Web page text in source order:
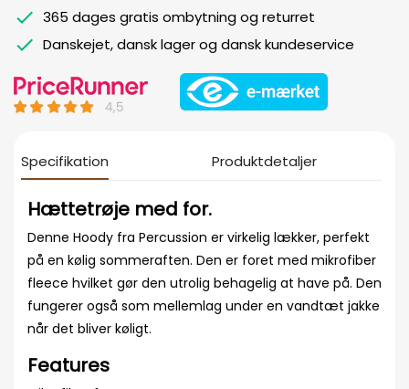
365 dages gratis ombytning og returret
Danskejet, dansk lager og dansk kundeservice
Specifikation Produktdetaljer
Hættetrøje med for.
Denne Hoody fra Percussion er virkelig lækker, perfekt
på en kølig sommeraften. Den er foret med mikrofiber
fleece hvilket gør den utrolig behagelig at have på. Den
fungerer også som mellemlag under en vandtæt jakke
når det bliver køligt.
Features